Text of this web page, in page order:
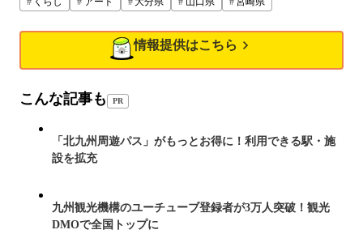
情報提供はこちら
こんな記事も PR
「北九州周遊パス」がもっとお得に！利用できる駅・施
設を拡充
九州観光機構のユーチューブ登録者が3万人突破！観光
DMOで全国トップに